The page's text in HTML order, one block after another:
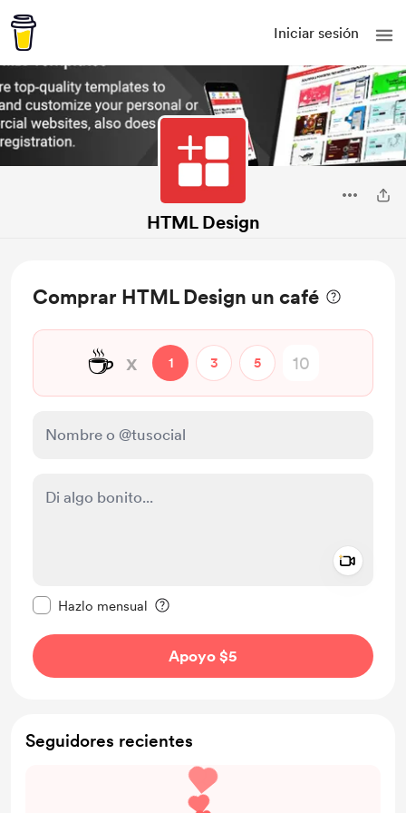
Iniciar sesión
HTML Design
Comprar HTML Design un café
☕ x 1 3 5
Hazlo mensual
Apoyo $5
Seguidores recientes